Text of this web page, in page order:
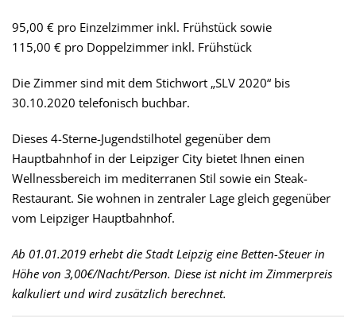
95,00 € pro Einzelzimmer inkl. Frühstück sowie
115,00 € pro Doppelzimmer inkl. Frühstück
Die Zimmer sind mit dem Stichwort „SLV 2020“ bis
30.10.2020 telefonisch buchbar.
Dieses 4-Sterne-Jugendstilhotel gegenüber dem
Hauptbahnhof in der Leipziger City bietet Ihnen einen
Wellnessbereich im mediterranen Stil sowie ein Steak-
Restaurant. Sie wohnen in zentraler Lage gleich gegenüber
vom Leipziger Hauptbahnhof.
Ab 01.01.2019 erhebt die Stadt Leipzig eine Betten-Steuer in
Höhe von 3,00€/Nacht/Person. Diese ist nicht im Zimmerpreis
kalkuliert und wird zusätzlich berechnet.